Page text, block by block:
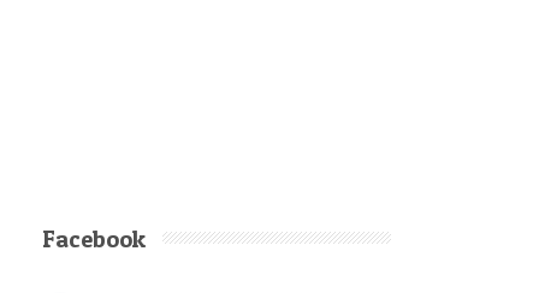
Facebook